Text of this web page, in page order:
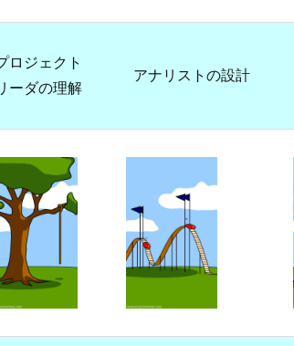
ロジェクト
ーダの理解
アナリストの設計